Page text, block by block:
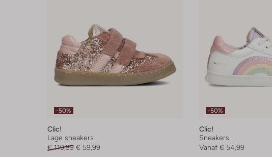
-50%
Clic!
Lage sneakers
€ 119,99 € 59,99
-50%
Clic!
Sneakers
Vanaf € 54,99